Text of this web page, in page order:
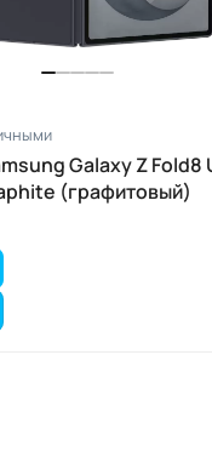
Galaxy Z Fold8
(графитовый)